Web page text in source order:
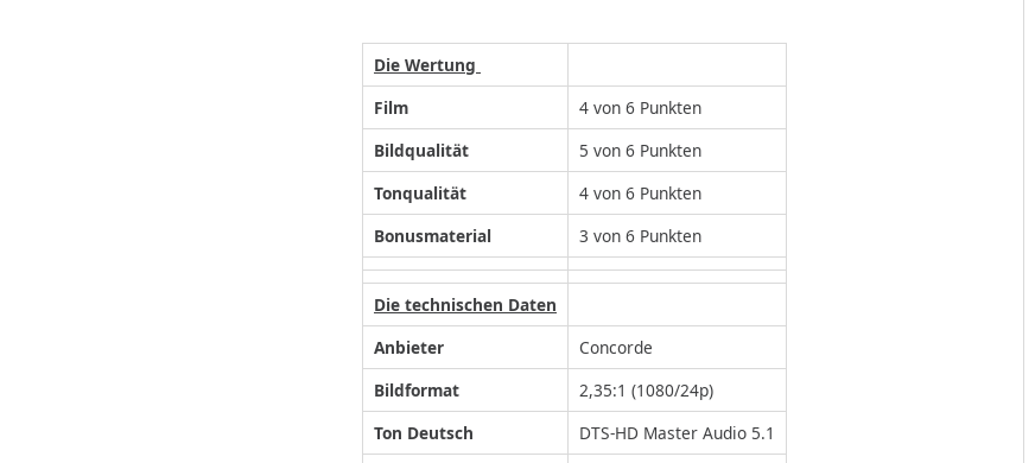
Die Wertung
Film
4 von 6 Punkten
Bildqualität
5 von 6 Punkten
Tonqualität
4 von 6 Punkten
Bonusmaterial
3 von 6 Punkten
Die technischen Daten
Anbieter
Concorde
Bildformat
2,35:1 (1080/24p)
Ton Deutsch
DTS-HD Master Audio 5.1